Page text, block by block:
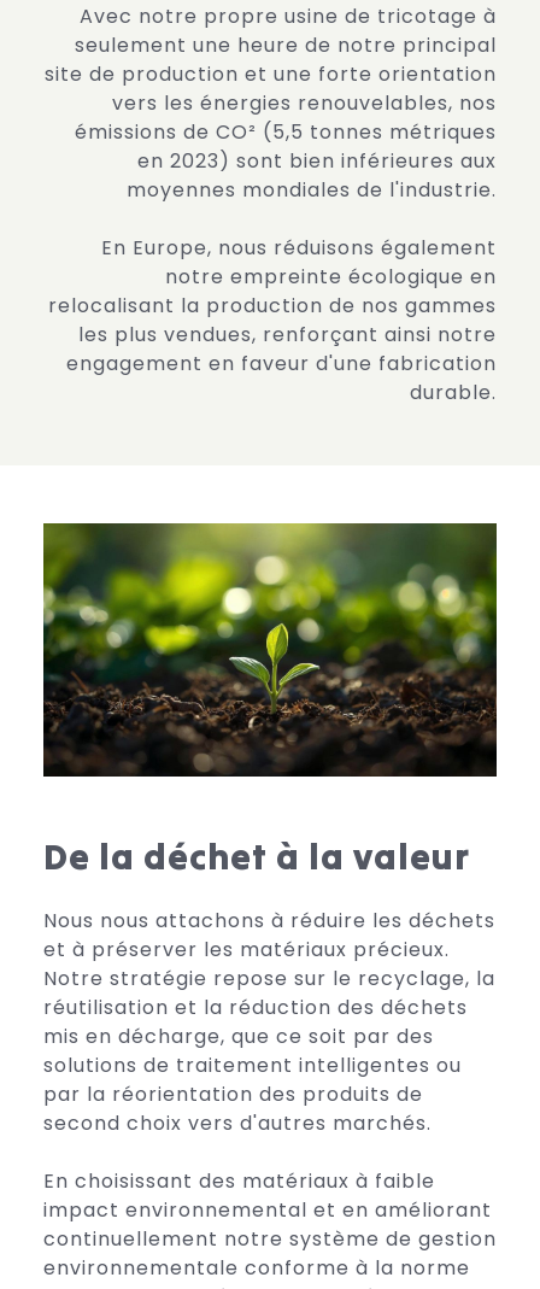
Avec notre propre usine de tricotage à
seulement une heure de notre principal
site de production et une forte orientation
vers les énergies renouvelables, nos
émissions de CO² (5,5 tonnes métriques
en 2023) sont bien inférieures aux
moyennes mondiales de l'industrie.
En Europe, nous réduisons également
notre empreinte écologique en
relocalisant la production de nos gammes
les plus vendues, renforçant ainsi notre
engagement en faveur d'une fabrication
durable.
De la déchet à la valeur
Nous nous attachons à réduire les déchets
et à préserver les matériaux précieux.
Notre stratégie repose sur le recyclage, la
réutilisation et la réduction des déchets
mis en décharge, que ce soit par des
solutions de traitement intelligentes ou
par la réorientation des produits de
second choix vers d'autres marchés.
En choisissant des matériaux à faible
impact environnemental et en améliorant
continuellement notre système de gestion
environnementale conforme à la norme